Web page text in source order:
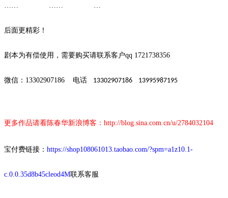
后面更精彩！
剧本为有偿使用，需要购买请联系客户qq 1721738356
微信： 13302907186 电话 13302907186 13995987195
更多作品请看陈春华新浪博客： http://blog.sina.com.cn/u/2784032104
宝付费链接： https://shop108061013.taobao.com/?spm=a1z10.1-
c.0.0.35d8b45cleod4M联系客服